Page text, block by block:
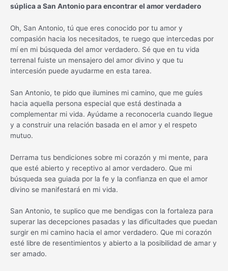
súplica a San Antonio para encontrar el amor verdadero
Oh, San Antonio, tú que eres conocido por tu amor y
compasión hacia los necesitados, te ruego que intercedas por
mí en mi búsqueda del amor verdadero. Sé que en tu vida
terrenal fuiste un mensajero del amor divino y que tu
intercesión puede ayudarme en esta tarea.
San Antonio, te pido que ilumines mi camino, que me guíes
hacia aquella persona especial que está destinada a
complementar mi vida. Ayúdame a reconocerla cuando llegue
y a construir una relación basada en el amor y el respeto
mutuo.
Derrama tus bendiciones sobre mi corazón y mi mente, para
que esté abierto y receptivo al amor verdadero. Que mi
búsqueda sea guiada por la fe y la confianza en que el amor
divino se manifestará en mi vida.
San Antonio, te suplico que me bendigas con la fortaleza para
superar las decepciones pasadas y las dificultades que puedan
surgir en mi camino hacia el amor verdadero. Que mi corazón
esté libre de resentimientos y abierto a la posibilidad de amar y
ser amado.